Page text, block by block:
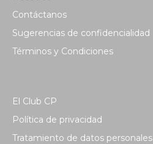
Contáctanos
Sugerencias de confidencialidad
Términos y Condiciones
El Club CP
Política de privacidad
Tratamiento de datos personales